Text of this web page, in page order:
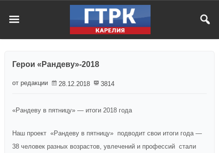
Герои «Рандеву»-2018
от редакции 28.12.2018 3814
«Рандеву в пятницу» — итоги 2018 года
Наш проект «Рандеву в пятницу» подводит свои итоги года —
38 человек разных возрастов, увлечений и профессий стали